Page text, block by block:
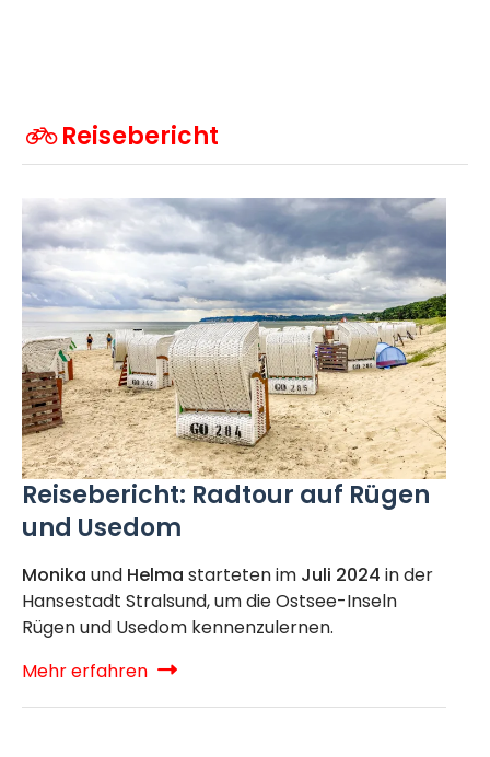
Reisebericht
Reisebericht: Radtour auf Rügen
und Usedom
Monika und Helma starteten im Juli 2024 in der
Hansestadt Stralsund, um die Ostsee-Inseln
Rügen und Usedom kennenzulernen.
Mehr erfahren